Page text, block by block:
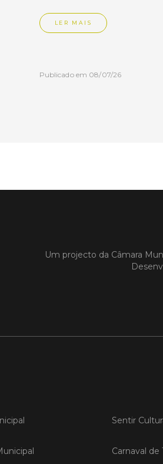
LER MAIS
Publicado em 08/07/26
Um projecto da Câmara
Sentir
Carnaval de